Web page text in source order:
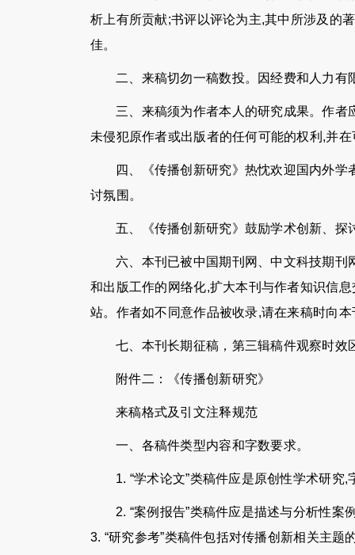
析上有所贡献;书评以评论为主,其中所涉及的
佳。
二、来稿切勿一稿数投。因经费和人力
三、来稿须为作者本人的研究成果。作
未侵犯原作者或出版者的任何可能的权利,并
四、《传播创新研究》热忱欢迎国内外学
讨氛围。
五、《传播创新研究》鼓励学术创新、
六、本刊已被中国期刊网、中文科技期
和出版工作的网络化,扩大本刊与作者知识信
站。作者如不同意作品被收录,请在来稿时向
七、本刊长期征稿，第三辑稿件观察时效
附件二：《传播创新研究》
来稿格式及引文注释规范
一、各稿件类型内容和字数要求。
1. “学术论文”类稿件应是原创性学术研究
2. “案例报告”类稿件应是描述与分析性
3. “研究参考”类稿件包括对传播创新相关主